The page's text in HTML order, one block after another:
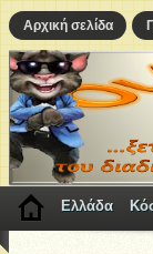
Αρχική σελίδα
Ελλάδα